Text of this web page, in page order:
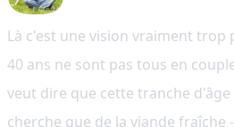
Là c'est une vision vraiment trop
40 ans ne sont pas tous en
veut dire que cette tranche d'âge
cherche que de la viande fraîche